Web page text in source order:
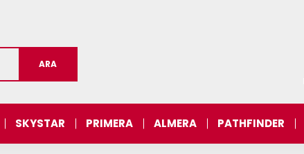
SKYSTAR PRIMERA ALMERA PATHFINDER